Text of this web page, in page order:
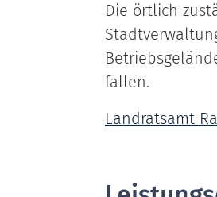
Die örtlich
fallen.
Landratsamt